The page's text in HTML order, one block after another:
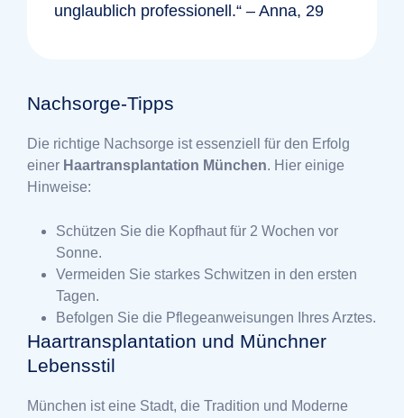
unglaublich professionell.“ – Anna, 29
Nachsorge-Tipps
Die richtige Nachsorge ist essenziell für den Erfolg
einer Haartransplantation München. Hier einige
Hinweise:
Schützen Sie die Kopfhaut für 2 Wochen vor
Sonne.
Vermeiden Sie starkes Schwitzen in den ersten
Tagen.
Befolgen Sie die Pflegeanweisungen Ihres Arztes.
Haartransplantation und Münchner
Lebensstil
München ist eine Stadt, die Tradition und Moderne